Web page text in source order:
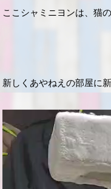
ここシャミニヨンは、猫
新しくあやねえの部屋に
画
プ